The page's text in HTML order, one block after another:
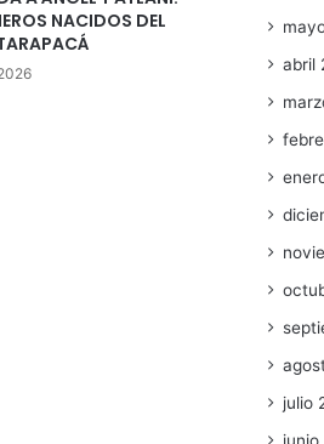
NACIDOS DEL
abril
julio
junio